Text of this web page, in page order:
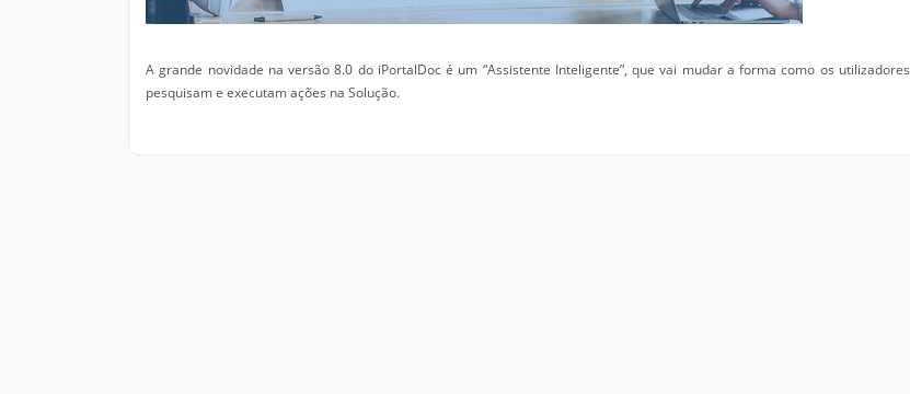
A grande novidade na versão 8.0 do iPortalDoc é um “Assistente Inteligente”, que vai mudar a forma como os utilizadores
pesquisam e executam ações na Solução.